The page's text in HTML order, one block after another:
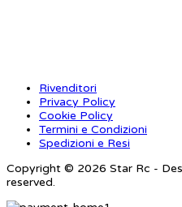
Rivenditori
Privacy Policy
Cookie Policy
Termini e Condizioni
Spedizioni e Resi
Copyright © 2026 Star Rc -
reserved.